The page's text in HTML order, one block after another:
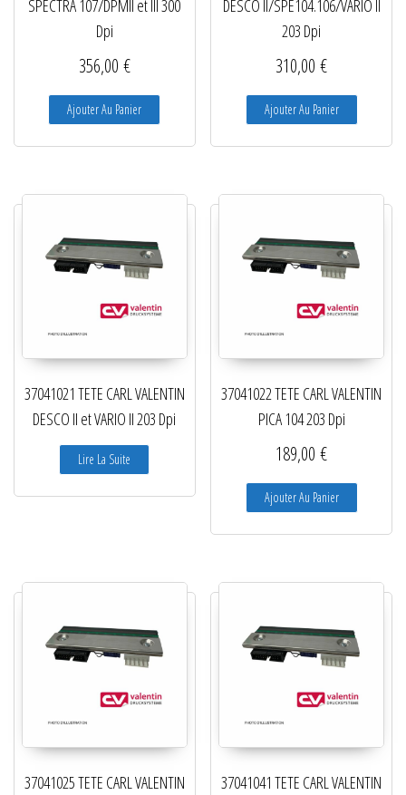
SPECTRA 107/DPMII et III 300
Dpi
356,00 €
Ajouter Au Panier
DESCO II/SPE104.106/VARIO II
203 Dpi
310,00€
Ajouter Au Panier
37041021 TETE CARL VALENTIN
DESCO II et VARIO II 203 Dpi
Lire La Suite
37041022 TETE CARL VALENTIN
PICA 104 203 Dpi
189,00€
Ajouter Au Panier
37041025 TETE CARL VALENTIN
37041041 TETE CARL VALENTIN